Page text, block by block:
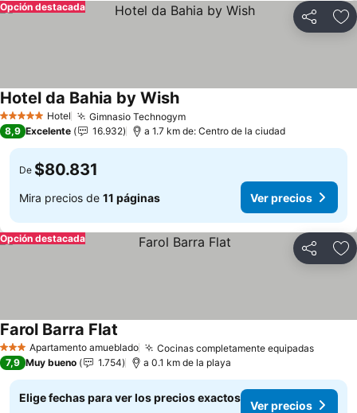
Compartir
Opción destacada
5 Estrellas Hotel Gimnasio TechnogymVer precios
Hotel da Bahia by WishVer precios
8,9 Excelente 16.932 a 1.7 km de: Centro de la ciudad
De $80.831
Mira precios de 11 páginas Ver precios
Compartir
Opción destacada
3 EstrellasApartamento amueblado Cocinas completamente equipadasVer
Farol Barra Flat
7,9 Muy bueno 1.754 a 0.1 km de la playa
Elige fechas para ver los precios exactos
Ver precios